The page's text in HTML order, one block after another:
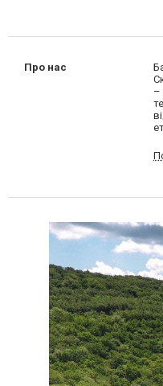
Про нас
–